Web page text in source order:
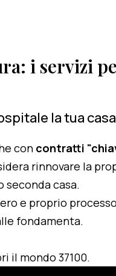
i servizi
la tua casa
con contratti
rinnovare la
seconda casa.
e proprio
fondamenta.
il mondo 37100.